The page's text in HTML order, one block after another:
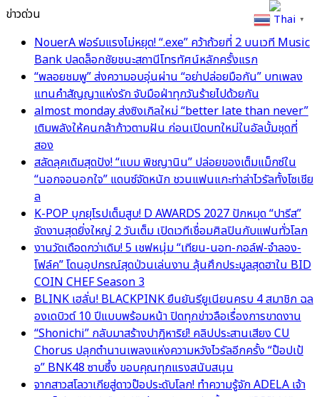
ข่าวด่วน
NouerA ฟอร์มแรงไม่หยุด! “.exe” คว้าถ้วยที่ 2 บนเวที Music
Bank ปลดล็อกชัยชนะสถานีโทรทัศน์หลักครั้งแรก
“พลอยชมพู” ส่งความอบอุ่นผ่าน “อย่าปล่อยมือกัน” บทเพลง
แทนคำสัญญาแห่งรัก จับมือฝ่าทุกวันร้ายไปด้วยกัน
almost monday ส่งซิงเกิลใหม่ “better late than never”
เติมพลังให้คนกล้าก้าวตามฝัน ก่อนเปิดบทใหม่ในอัลบั้มชุดที่
สอง
สลัดลุคเดิมสุดปัง! “แบม พิชญานิน” ปล่อยของเต็มแม็กซ์ใน
“นอกจอนอกใจ” แดนซ์จัดหนัก ชวนแฟนแกะท่าล่าไวรัลทั้งโซเชีย
ล
K-POP บุกยุโรปเต็มสูบ! D AWARDS 2027 ปักหมุด “ปารีส”
จัดงานสุดยิ่งใหญ่ 2 วันเต็ม เปิดเวทีเชื่อมศิลปินกับแฟนทั่วโลก
งานวัดเดือดกว่าเดิม! 5 เชฟหนุ่ม “เทียน-นอท-กอล์ฟ-จำลอง-
โฟล์ค” โดนอุปกรณ์สุดป่วนเล่นงาน ลุ้นศึกประมูลสุดฮาใน BID
COIN CHEF Season 3
BLINK เฮลั่น! BLACKPINK ยืนยันรียูเนียนครบ 4 สมาชิก ฉล
องเดบิวต์ 10 ปีแบบพร้อมหน้า ปิดทุกข่าวลือเรื่องการขาดงาน
“Shonichi” กลับมาสร้างปาฏิหาริย์! คลิปประสานเสียง CU
Chorus ปลุกตำนานเพลงแห่งความหวังไวรัลอีกครั้ง “ป๊อปเป้
อ” BNK48 ซาบซึ้ง ขอบคุณทุกแรงสนับสนุน
จากสาวสโลวาเกียสู่ดาวป๊อประดับโลก! ทำความรู้จัก ADELA เจ้า
Thai ▼